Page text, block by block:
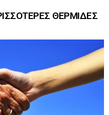
ΘΕΡΜΙΔΕΣ